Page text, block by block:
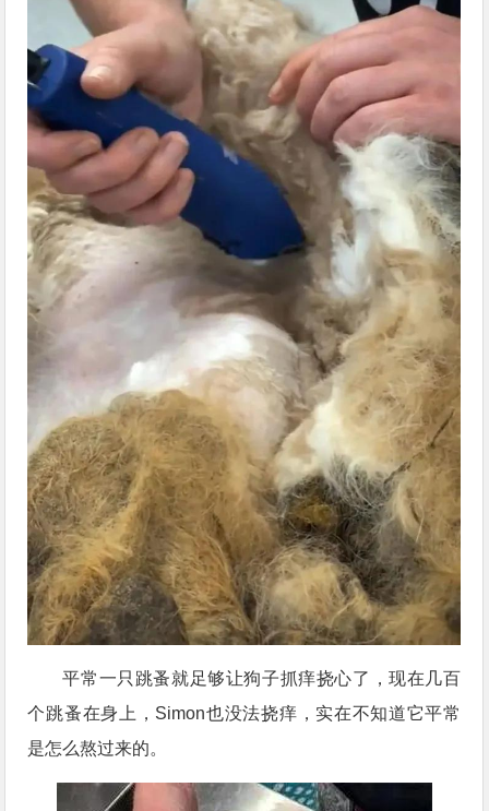
平常一只跳蚤就足够让狗子抓痒挠心了，现在几百
个跳蚤在身上，Simon也没法挠痒，实在不知道它平常
是怎么熬过来的。